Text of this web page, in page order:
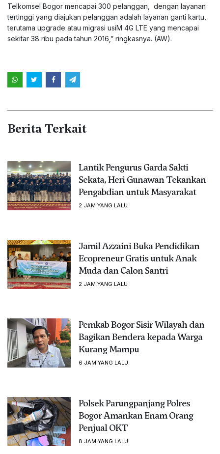
Telkomsel Bogor mencapai 300 pelanggan, dengan layanan
tertinggi yang diajukan pelanggan adalah layanan ganti kartu,
terutama upgrade atau migrasi usiM 4G LTE yang mencapai
sekitar 38 ribu pada tahun 2016,” ringkasnya. (AW).
Berita Terkait
Lantik Pengurus Garda Sakti
Sekata, Heri Gunawan Tekankan
Pengabdian untuk Masyarakat
2 JAM YANG LALU
Jamil Azzaini Buka Pendidikan
Ecopreneur Gratis untuk Anak
Muda dan Calon Santri
2 JAM YANG LALU
Pemkab Bogor Sisir Wilayah dan
Bagikan Bendera kepada Warga
Kurang Mampu
6 JAM YANG LALU
Polsek Parungpanjang Polres
Bogor Amankan Enam Orang
Penjual OKT
8 JAM YANG LALU